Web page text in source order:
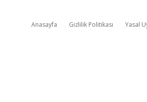
Anasayfa Gizlilik Politikası Yasal